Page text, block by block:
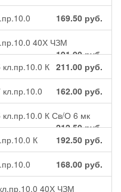
169.50 руб.
40Х ЧЗМ
191.00руб.
кл.пр.10.0 К 211.00 руб.
162.00 руб.
кл.пр.10.0 К Св/О 6 мк
212.50руб.
К
192.50 руб.
168.00 руб.
40Х ЧЗМ